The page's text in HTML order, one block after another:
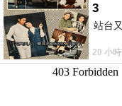
3
站台
20 小